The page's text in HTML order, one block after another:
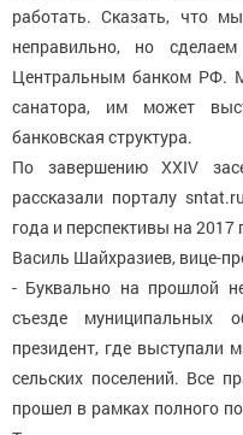
работать. Сказать, что
неправильно, но
Центральным банком РФ.
санатора, им может
банковская структура.
По завершению XXIV
рассказали порталу
года и перспективы на 2017
Василь Шайхразиев, вице-
- Буквально на прошлой
съезде муниципальных
президент, где выступали
сельских поселений. Все
прошел в рамках полного